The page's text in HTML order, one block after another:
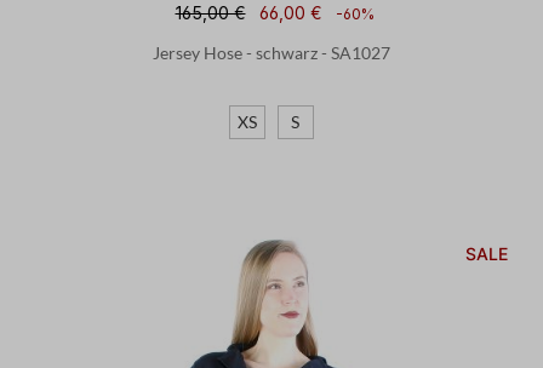
165,00 €
66,00 € -60%
Jersey Hose - schwarz - SA1027
XS S
SALE